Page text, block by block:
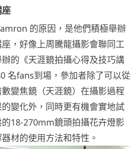
的原因，是他們積極舉辦
，好像上周騰龍攝影會聯同工
的《天涯鏡拍攝心得及技巧講
名fans到場，參加者除了可以從
變焦鏡（天涯鏡）在攝影過程
變化外，同時更有機會實地試
18-270mm鏡頭拍攝花卉燈影
材的使用方法和特性。